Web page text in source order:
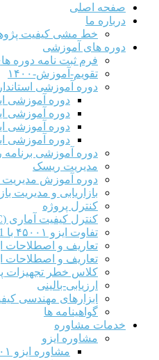
صفحه اصلی
درباره ما
خط مشی کیفیت
دوره های آموزشی
فرم ثبت نامه دوره
تقویم-آموزش-۱۴۰۰
دوره آموزشی
دوره آموزشی ایزو
دوره آموزشی ایزو
دوره آموزشی ایزو
دوره آموزشی ایزو
دوره آموزشی برنامه
مدیریت ریسک
دوره آموزش مدیریت
بازاریابی و مدیریت
کنترل پروژه
کنترل کیفیت آماری (SQC) چیست؟
تفاوت ایزو ۴۵۰۰۱ با OHSAS 18001
تعاریف و اصطلاحات ایزو
تعاریف و اصطلاحات ایزو
کلاس خطر تجهیزات
ارزیابی-بالینی
ابزارهای مهندسی
گواهینامه ها
خدمات مشاوره
مشاوره ایزو
مشاوره ایزو ۹۰۰۱